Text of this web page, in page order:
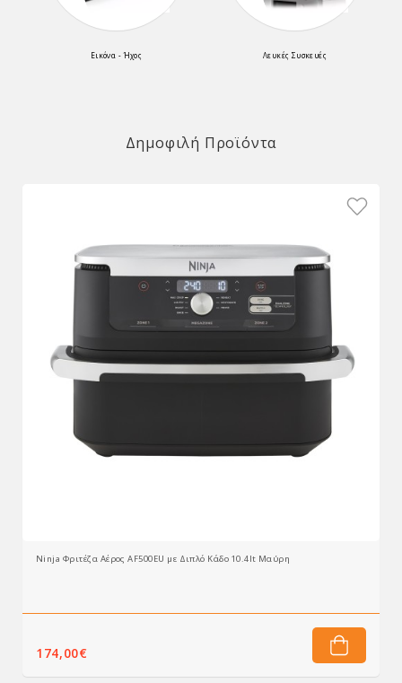
Εικόνα - Ήχος Λευκές Συσκευές
Δημοφιλή Προϊόντα
Ninja Φριτέζα Αέρος AF500EU με Διπλό Κάδο 10.4lt Μαύρη
174,00€
καλάθι